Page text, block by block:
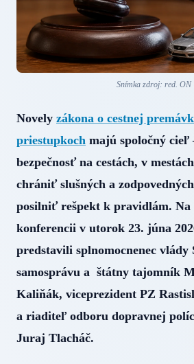
Snímka zdroj: red. ON
Novely zákona o cestnej
priestupkoch majú spoločný cieľ
bezpečnosť na cestách, v
chrániť slušných a
posilniť rešpekt k pravidlám. Na
konferencii v utorok 23. júna
predstavili splnomocnenec vlády
samosprávu a štátny tajomník
Kaliňák, viceprezident PZ
a riaditeľ odboru dopravnej
Juraj Tlacháč.